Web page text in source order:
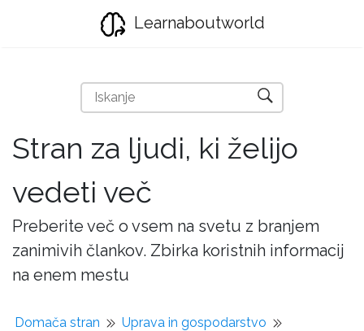
Learnaboutworld
Stran za ljudi, ki želijo
vedeti več
Preberite več o vsem na svetu z branjem
zanimivih člankov. Zbirka koristnih informacij
na enem mestu
Domača stran
Uprava in gospodarstvo